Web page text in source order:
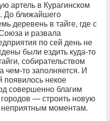
артель в Курагинском
До ближайшего
деревень в тайге, где с
и развала
по сей день не
были ездить куда-то
собирательством
чем-то заполняется. И
появилось некое
совершенно благим
— строить новую
неприятным моментам.